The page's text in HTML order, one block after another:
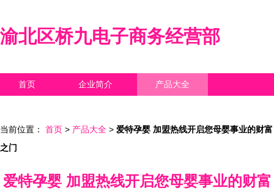
渝北区桥九电子商务经营部
首页 企业简介 产品大全
当前位置： 首页 > 产品大全 > 爱特孕婴 加盟热线开启您母婴事业的财富
之门
爱特孕婴 加盟热线开启您母婴事业的财富